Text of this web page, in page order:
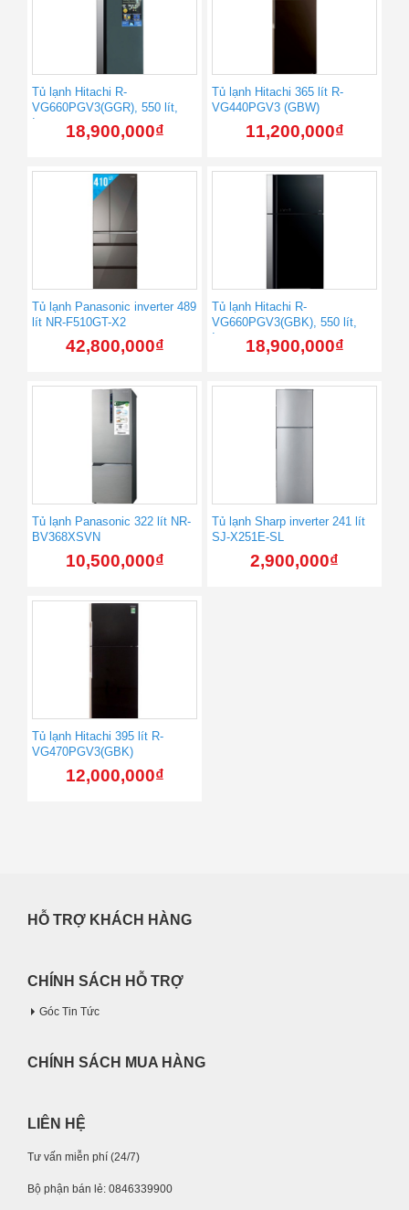
Tủ lạnh Hitachi R-
VG660PGV3(GGR), 550 lít,
Inverter18,900,000₫
Tủ lạnh Hitachi 365 lít R-
VG440PGV3 (GBW)
11,200,000₫
Tủ lạnh Panasonic inverter 489
lít NR-F510GT-X2
42,800,000₫
Tủ lạnh Hitachi R-
VG660PGV3(GBK), 550 lít,
Inverter18,900,000₫
Tủ lạnh Panasonic 322 lít NR-
BV368XSVN
10,500,000₫
Tủ lạnh Sharp inverter 241 lít
SJ-X251E-SL
2,900,000₫
Tủ lạnh Hitachi 395 lít R-
VG470PGV3(GBK)
12,000,000₫
HỖ TRỢ KHÁCH HÀNG
CHÍNH SÁCH HỖ TRỢ
Góc Tin Tức
CHÍNH SÁCH MUA HÀNG
LIÊN HỆ
Tư vấn miễn phí (24/7)
Bộ phận bán lẻ: 0846339900